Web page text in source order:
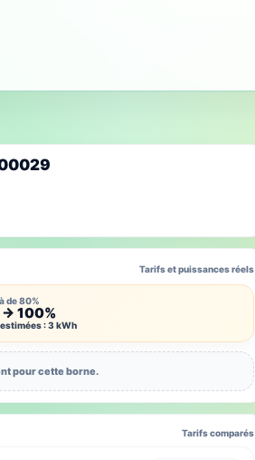
Tarifs et puissances réels
de 80%
→ 100%
: 3 kWh
pour cette borne.
Tarifs comparés